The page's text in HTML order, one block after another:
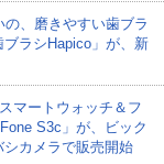
の、磨きやすい歯ブラ
ラシHapico」が、新
マートウォッチ＆フ
S3c」が、ビック
シカメラで販売開始